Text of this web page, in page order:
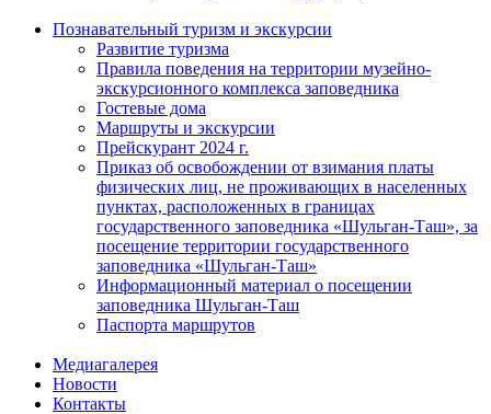
Познавательный туризм и экскурсии
Развитие туризма
Правила поведения на территории музейно-
экскурсионного комплекса заповедника
Гостевые дома
Маршруты и экскурсии
Прейскурант 2024 г.
Приказ об освобождении от взимания платы
физических лиц, не проживающих в населенных
пунктах, расположенных в границах
государственного заповедника «Шульган-Таш», за
посещение территории государственного
заповедника «Шульган-Таш»
Информационный материал о посещении
заповедника Шульган-Таш
Паспорта маршрутов
Медиагалерея
Новости
Контакты